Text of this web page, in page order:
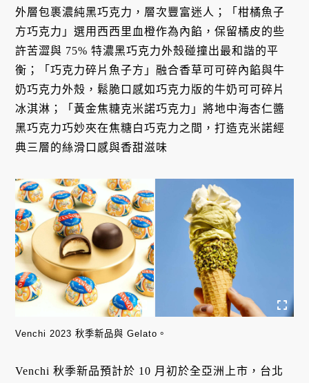
外層包裹濃純黑巧克力，層次豐富迷人；「柑橘魚子
方巧克力」選用西西里血橙作為內餡，保留橘皮的些
許苦澀與 75% 特濃黑巧克力外殼碰撞出最和諧的平
衡；「巧克力碎片魚子方」融合香草可可碎內餡與牛
奶巧克力外殼，鬆脆口感如巧克力版的牛奶可可碎片
冰淇淋；「黃金焦糖克米諾巧克力」將地中海杏仁醬
黑巧克力巧妙夾在焦糖白巧克力之間，打造克米諾經
典三層的絲滑口感與香甜滋味
Venchi 2023 秋季新品與 Gelato。
Venchi 秋季新品預計於 10 月初於全亞洲上市，台北